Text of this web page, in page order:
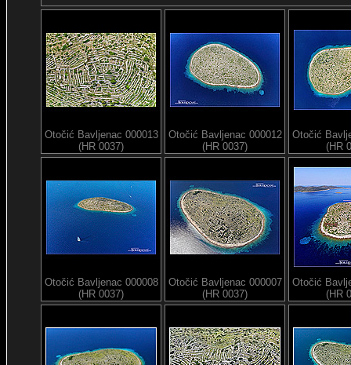
Otočić Bavljenac 000013
(HR 0037)
Otočić Bavljenac 000012
(HR 0037)
Otočić
(HR
Otočić Bavljenac 000008
(HR 0037)
Otočić Bavljenac 000007
(HR 0037)
Otočić
(HR